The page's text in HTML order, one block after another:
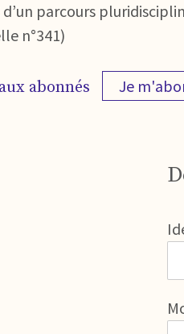
d’un parcours
n°341)
abonnés Je